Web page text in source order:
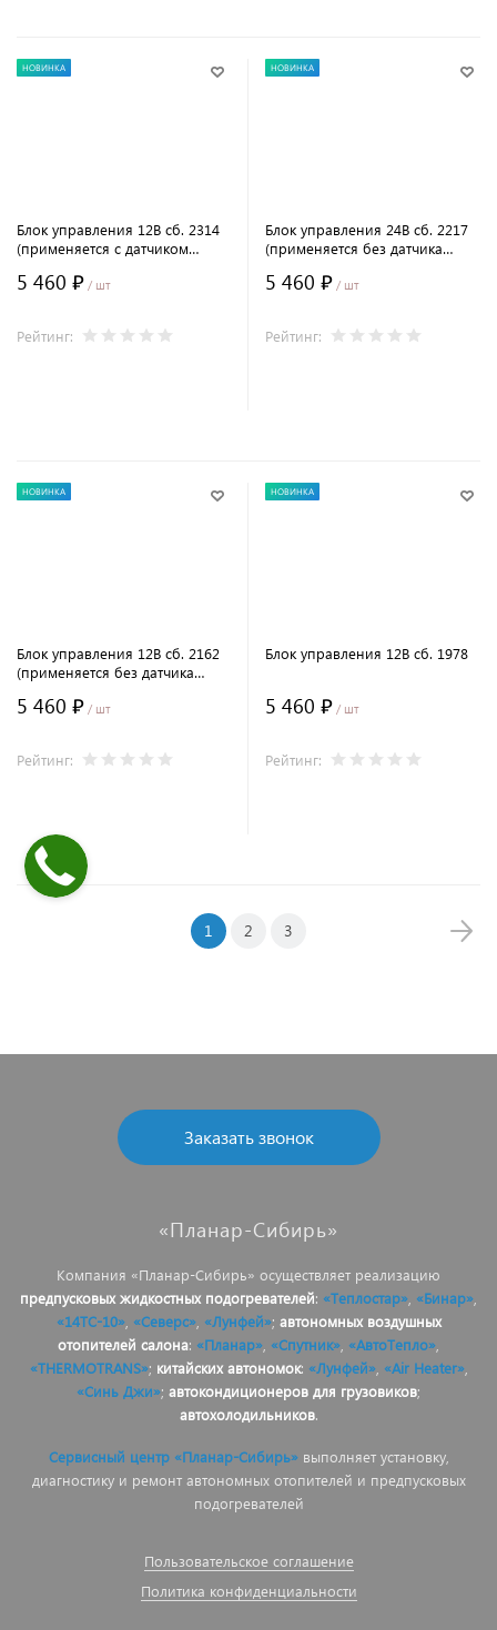
НОВИНКА
Блок управления 12В сб. 2314
(применяется с датчиком
5 460 ₽ / шт
Рейтинг:
НОВИНКА
Блок управления 24В сб. 2217
(применяется без датчика
5 460 ₽ / шт
Рейтинг:
НОВИНКА
Блок управления 12В сб. 2162
(применяется без датчика
5 460 ₽ / шт
Рейтинг:
НОВИНКА
Блок управления 12В сб. 1978
5 460 ₽ / шт
Рейтинг:
1 2 3
Заказать звонок
«Планар-Сибирь»
Компания «Планар-Сибирь» осуществляет реализацию
предпусковых жидкостных подогревателей: «Теплостар» «Бинар»
«14ТС-10», «Северс», «Лунфей»; автономных воздушных
отопителей салона: «Планар» «Спутник» «АвтоТепло»
«THERMOTRANS»; китайских автономок: «Лунфей», «Air Heater»,
«Синь Джи»; автокондиционеров для грузовиков;
автохолодильников.
Сервисный центр «Планар-Сибирь»выполняет установку,
диагностику и ремонт автономных отопителей и предпусковых
подогревателей
Пользовательское соглашение
Политика конфиденциальности